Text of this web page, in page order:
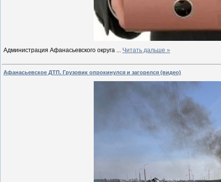
Администрация Афанасьевского округа ... Читать дальше »
Афанасьевское ДТП. Грузовик опрокинулся и загорелся (видео)